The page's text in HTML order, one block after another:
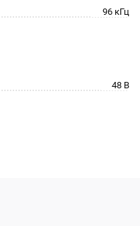
96 кГц
48 В